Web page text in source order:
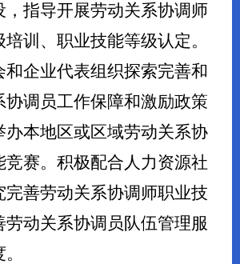
，指导开展劳动关系协调师
训、职业技能等级认定。
和企业代表组织探索完善和
协调员工作保障和激励政策
办本地区或区域劳动关系协
竞赛。积极配合人力资源社
完善劳动关系协调师职业技
劳动关系协调员队伍管理服